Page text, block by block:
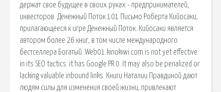
держат свое будущее в своих руках - предпринимателей,
инвесторов. Денежный Поток 101 Письмо Роберта Кийосаки,
прилагающееся к игре Денежный Поток. Кийосаки является
автором более 26 книг, в том числе международного
бестселлера Богатый. Web01.kinokiwi.com is not yet effective
in its SEO tactics: it has Google PR 0. It may also be penalized or
lacking valuable inbound links. Книги Наталии Правдиной дают
людям силы для изменения своей жизни, привлекают